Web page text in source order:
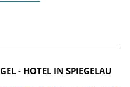
- HOTEL IN SPIEGELAU